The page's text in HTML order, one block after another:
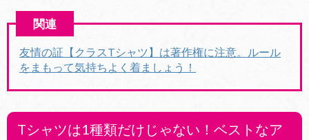
友情の証【クラスTシャツ】は著作権に注意。ルール
をまもって気持ちよく着ましょう！
Tシャツは1種類だけじゃない！ベストなア